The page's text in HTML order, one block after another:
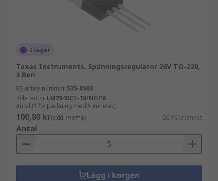
I lager
Texas Instruments, Spänningsregulator 26V TO-220,
3 Ben
RS-artikelnummer 535-8988
Tillv. art.nr LM2940CT-15/NOPB
Antal (1 förpackning med 5 enheter)
100,80 kr(exkl. moms) 20,16 kr/enhet
Antal
Lägg i korgen